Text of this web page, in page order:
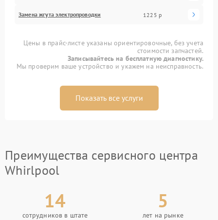
Замена жгута электропроводки 1225 р
Цены в прайс-листе указаны ориентировочные, без учета
стоимости запчастей.
Записывайтесь на бесплатную диагностику.
Мы проверим ваше устройство и укажем на неисправность.
Показать все услуги
Преимущества сервисного центра
Whirlpool
14
сотрудников в штате
5
лет на рынке